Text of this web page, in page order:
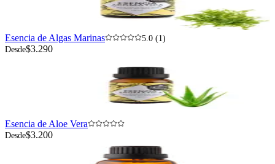
Esencia de Algas Marinas
5.0 (1)
Desde$3.290
Esencia de Aloe Vera
Desde$3.200